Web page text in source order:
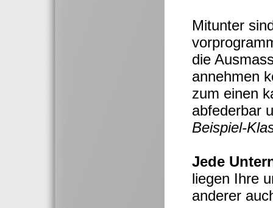
Mitunter
die
annehmen
zum einen
abfederbar
Beispiel-
Jede
liegen Ihre
anderer